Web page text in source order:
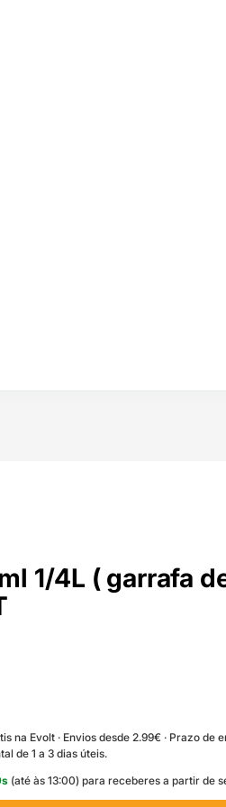
1/4L ( garrafa
na Evolt · Envios desde 2.99€ · Prazo de
de 1 a 3 dias úteis.
s (até às 13:00) para receberes a partir de